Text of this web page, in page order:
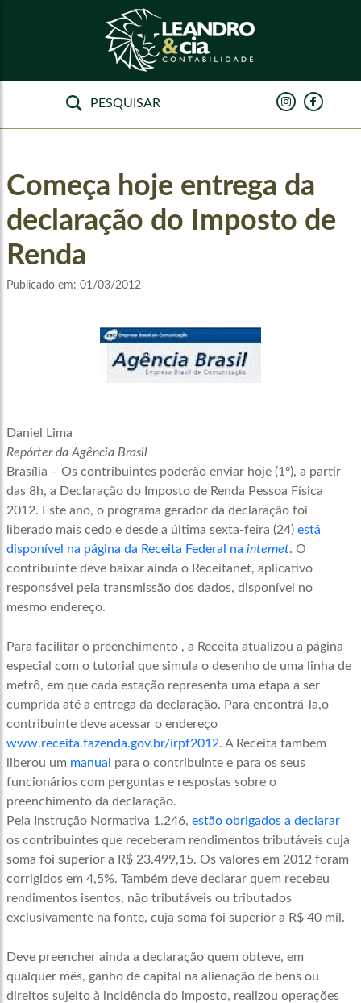
Começa hoje entrega da
declaração do Imposto de
Renda
Publicado em: 01/03/2012
Daniel Lima
Repórter da Agência Brasil
Brasília – Os contribuintes poderão enviar hoje (1º), a partir
das 8h, a Declaração do Imposto de Renda Pessoa Física
2012. Este ano, o programa gerador da declaração foi
liberado mais cedo e desde a última sexta-feira (24) está
disponível na página da Receita Federal na internet. O
contribuinte deve baixar ainda o Receitanet, aplicativo
responsável pela transmissão dos dados, disponível no
mesmo endereço.
Para facilitar o preenchimento , a Receita atualizou a página
especial com o tutorial que simula o desenho de uma linha de
metrô, em que cada estação representa uma etapa a ser
cumprida até a entrega da declaração. Para encontrá-la,o
contribuinte deve acessar o endereço
www.receita.fazenda.gov.br/irpf2012. A Receita também
liberou um manual para o contribuinte e para os seus
funcionários com perguntas e respostas sobre o
preenchimento da declaração.
Pela Instrução Normativa 1.246, estão obrigados a declarar
os contribuintes que receberam rendimentos tributáveis cuja
soma foi superior a R$ 23.499,15. Os valores em 2012 foram
corrigidos em 4,5%. Também deve declarar quem recebeu
rendimentos isentos, não tributáveis ou tributados
exclusivamente na fonte, cuja soma foi superior a R$ 40 mil.
Deve preencher ainda a declaração quem obteve, em
qualquer mês, ganho de capital na alienação de bens ou
direitos sujeito à incidência do imposto, realizou operações